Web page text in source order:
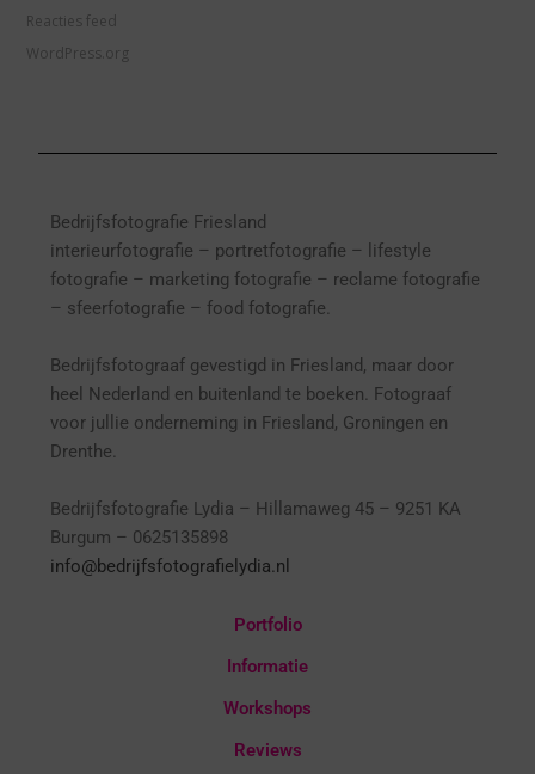
Reacties feed
WordPress.org
Bedrijfsfotografie Friesland
interieurfotografie – portretfotografie – l ifestyle
fotografie – marketing fotografie – reclame fotografie
– sfeerfotografie – food fotografie.
Bedrijfsfotograaf gevestigd in Friesland, maar door
heel Nederland en buitenland te boeken. Fotograaf
voor jullie onderneming in Friesland, Groningen en
Drenthe.
Bedrijfsfotografie Lydia – Hillamaweg 45 – 9251 KA
Burgum – 0625135898
info@bedrijfsfotografielydia.nl
Portfolio
Informatie
Workshops
Reviews